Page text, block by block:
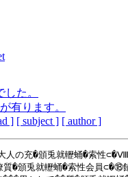
た。
有ります。
] [ subject ] [ author ]
人の充�頒兎就轣蛹�索性
�頒兎就轣蛹�索性会員⊂�⑱